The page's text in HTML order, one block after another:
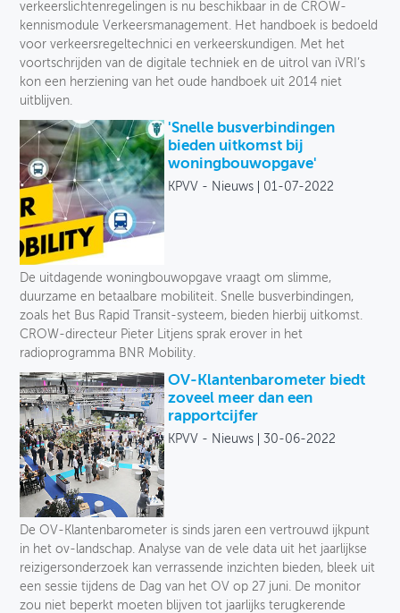
verkeerslichtenregelingen is nu beschikbaar in de CROW-
kennismodule Verkeersmanagement. Het handboek is bedoeld
voor verkeersregeltechnici en verkeerskundigen. Met het
voortschrijden van de digitale techniek en de uitrol van iVRI’s
kon een herziening van het oude handboek uit 2014 niet
uitblijven.
'Snelle busverbindingen
bieden uitkomst bij
woningbouwopgave'
KPVV - Nieuws 01-07-2022
De uitdagende woningbouwopgave vraagt om slimme,
duurzame en betaalbare mobiliteit. Snelle busverbindingen,
zoals het Bus Rapid Transit-systeem, bieden hierbij uitkomst.
CROW-directeur Pieter Litjens sprak erover in het
radioprogramma BNR Mobility.
OV-Klantenbarometer biedt
zoveel meer dan een
rapportcijfer
KPVV - Nieuws 30-06-2022
De OV-Klantenbarometer is sinds jaren een vertrouwd ijkpunt
in het ov-landschap. Analyse van de vele data uit het jaarlijkse
reizigersonderzoek kan verrassende inzichten bieden, bleek uit
een sessie tijdens de Dag van het OV op 27 juni. De monitor
zou niet beperkt moeten blijven tot jaarlijks terugkerende